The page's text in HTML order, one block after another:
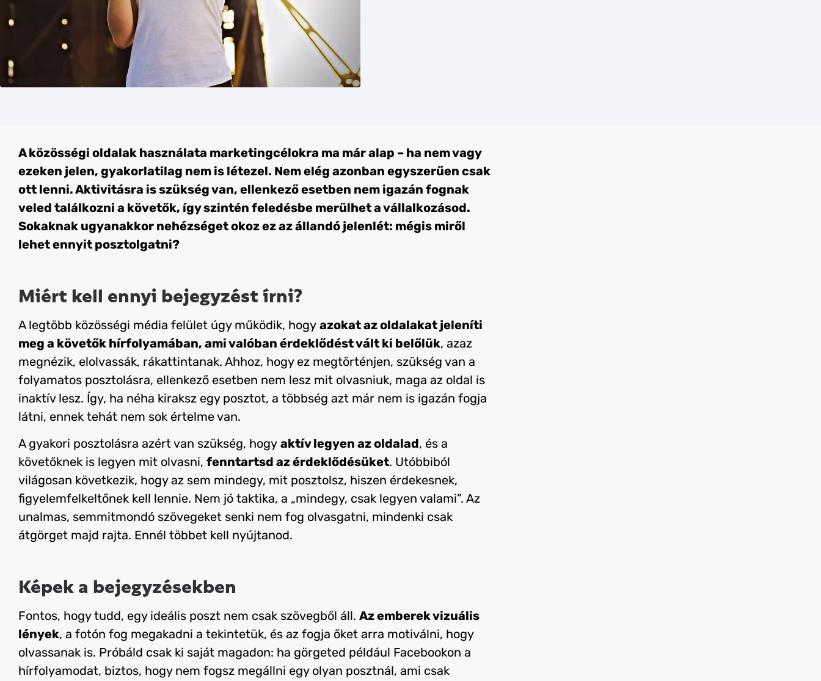
A közösségi oldalak használata marketingcélokra ma már alap – ha nem vagy
ezeken jelen, gyakorlatilag nem is létezel. Nem elég azonban egyszerűen csak
ott lenni. Aktivitásra is szükség van, ellenkező esetben nem igazán fognak
veled találkozni a követők, így szintén feledésbe merülhet a vállalkozásod.
Sokaknak ugyanakkor nehézséget okoz ez az állandó jelenlét: mégis miről
lehet ennyit posztolgatni?
Miért kell ennyi bejegyzést írni?
A legtöbb közösségi média felület úgy működik, hogy azokat az oldalakat jeleníti
meg a követők hírfolyamában, ami valóban érdeklődést vált ki belőlük, azaz
megnézik, elolvassák, rákattintanak. Ahhoz, hogy ez megtörténjen, szükség van a
folyamatos posztolásra, ellenkező esetben nem lesz mit olvasniuk, maga az oldal is
inaktív lesz. Így, ha néha kiraksz egy posztot, a többség azt már nem is igazán fogja
látni, ennek tehát nem sok értelme van.
A gyakori posztolásra azért van szükség, hogy aktív legyen az oldalad, és a
követőknek is legyen mit olvasni, fenntartsd az érdeklődésüket. Utóbbiból
világosan következik, hogy az sem mindegy, mit posztolsz, hiszen érdekesnek,
figyelemfelkeltőnek kell lennie. Nem jó taktika, a „mindegy, csak legyen valami”. Az
unalmas, semmitmondó szövegeket senki nem fog olvasgatni, mindenki csak
átgörget majd rajta. Ennél többet kell nyújtanod.
Képek a bejegyzésekben
Fontos, hogy tudd, egy ideális poszt nem csak szövegből áll. Az emberek vizuális
lények, a fotón fog megakadni a tekintetük, és az fogja őket arra motiválni, hogy
olvassanak is. Próbáld csak ki saját magadon: ha görgeted például Facebookon a
hírfolyamodat, biztos, hogy nem fogsz megállni egy olyan posztnál, ami csak